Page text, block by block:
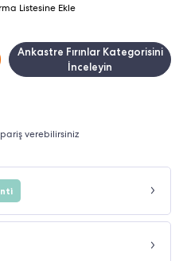
Listesine Ekle
Ankastre Fırınlar Kategorisini
İnceleyin
verebilirsiniz